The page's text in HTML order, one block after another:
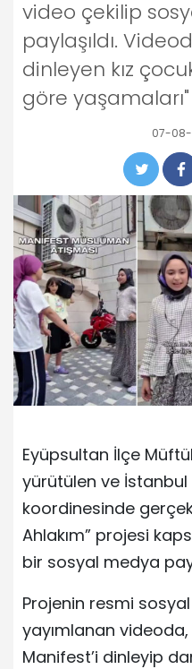
video çekilip
paylaşıldı.
dinleyen kız
göre
07-08-
Eyüpsultan İlçe
yürütülen ve
koordinesinde
Ahlakım” projesi
bir sosyal medya
Projenin resmi
yayımlanan
Manifest’i dinleyip